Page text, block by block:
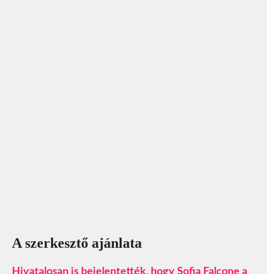
A szerkesztő ajánlata
Hivatalosan is bejelentették, hogy Sofia Falcone a